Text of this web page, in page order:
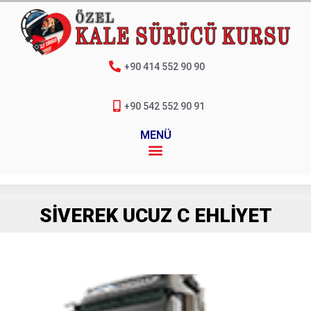
+90 414 552 90 90
+90 542 552 90 91
MENÜ
SIVEREK UCUZ C EHLIYET